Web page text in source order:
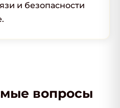
и безопасности
вопросы